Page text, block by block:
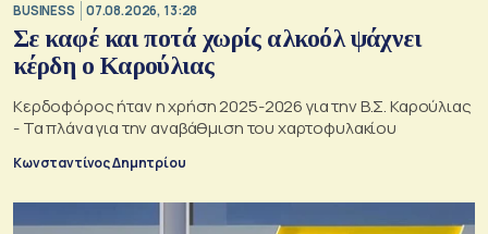
BUSINESS 07.08.2026, 13:28
Σε καφέ και ποτά χωρίς αλκοόλ ψάχνει
κέρδη ο Καρούλιας
Κερδοφόρος ήταν η χρήση 2025-2026 για την Β.Σ. Καρούλιας
- Τα πλάνα για την αναβάθμιση του χαρτοφυλακίου
Κωνσταντίνος Δημητρίου